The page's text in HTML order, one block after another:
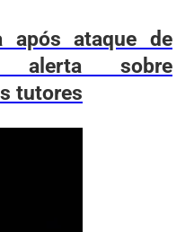
após ataque de
sobre
tutores